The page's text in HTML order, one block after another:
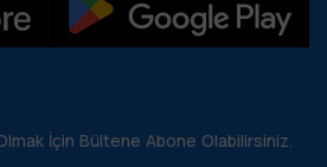
İçin Bültene Abone Olabilirsiniz.